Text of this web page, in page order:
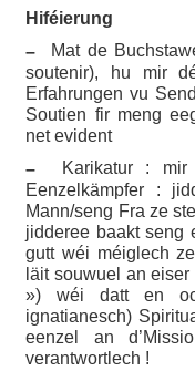
Hiféierung
– Mat de
soutenir), hu mir
Erfahrungen vu
Soutien fir meng
net evident
– Karikatur : mir
Eenzelkämpfer :
Mann/seng Fra ze
jidderee baakt seng
gutt wéi méiglech
läit souwuel an
») wéi datt en
ignatianesch)
eenzel an
verantwortlech !